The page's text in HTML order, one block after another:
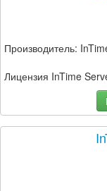
Производитель:
Лицензия InTime